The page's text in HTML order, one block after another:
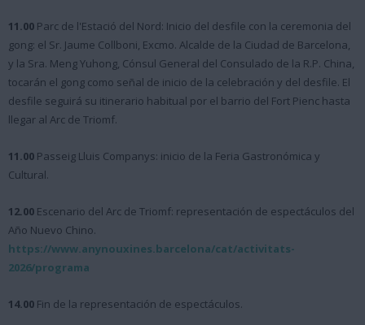
11.00 Parc de l'Estació del Nord: Inicio del desfile con la ceremonia del
gong: el Sr. Jaume Collboni, Excmo. Alcalde de la Ciudad de Barcelona,
y la Sra. Meng Yuhong, Cónsul General del Consulado de la R.P. China,
tocarán el gong como señal de inicio de la celebración y del desfile. El
desfile seguirá su itinerario habitual por el barrio del Fort Pienc hasta
llegar al Arc de Triomf.
11.00 Passeig Lluis Companys: inicio de la Feria Gastronómica y
Cultural.
12.00 Escenario del Arc de Triomf: representación de espectáculos del
Año Nuevo Chino.
https://www.anynouxines.barcelona/cat/activitats-
2026/programa
14.00 Fin de la representación de espectáculos.